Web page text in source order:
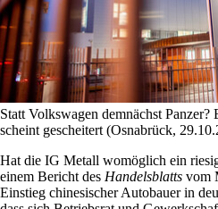
Statt Volkswagen demnächst
scheint gescheitert (Osnabrück,
Hat die IG Metall womöglich ein
einem Bericht des Handelsblatts vom
Einstieg chinesischer Autobauer in